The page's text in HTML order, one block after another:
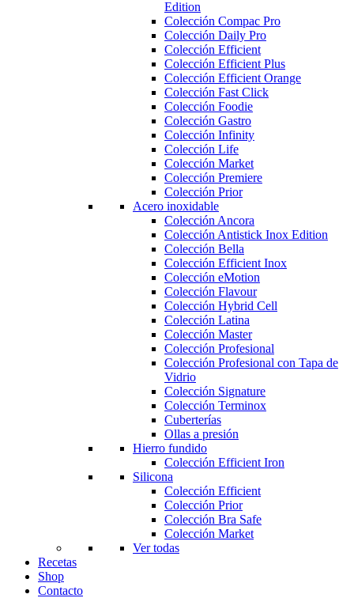
Edition
Colección Compac Pro
Colección Daily Pro
Colección Efficient
Colección Efficient Plus
Colección Efficient Orange
Colección Fast Click
Colección Foodie
Colección Gastro
Colección Infinity
Colección Life
Colección Market
Colección Premiere
Colección Prior
Acero inoxidable
Colección Ancora
Colección Antistick Inox Edition
Colección Bella
Colección Efficient Inox
Colección eMotion
Colección Flavour
Colección Hybrid Cell
Colección Latina
Colección Master
Colección Profesional
Colección Profesional con Tapa de
Vidrio
Colección Signature
Colección Terminox
Cuberterías
Ollas a presión
Hierro fundido
Colección Efficient Iron
Silicona
Colección Efficient
Colección Prior
Colección Bra Safe
Colección Market
Ver todas
Recetas
Shop
Contacto